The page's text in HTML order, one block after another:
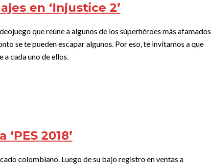
en ‘Injustice 2’
que reúne a algunos de los súperhéroes más afamados
se te pueden escapar algunos. Por eso, te invitamos a que
cada uno de ellos.
2018’
colombiano. Luego de su bajo registro en ventas a